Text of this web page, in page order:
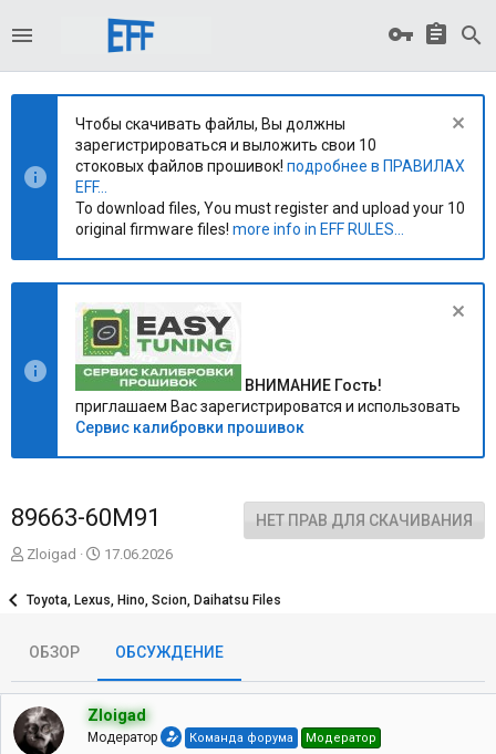
Чтобы скачивать файлы, Вы должны
зарегистрироваться и выложить свои 10
стоковых файлов прошивок! подробнее в ПРАВИЛАХ
EFF...
To download files, You must register and upload your 10
original firmware files! more info in EFF RULES...
ВНИМАНИЕ Гость!
приглашаем Вас зарегистрироватся и использовать
Сервис калибровки прошивок
89663-60M91 НЕТ ПРАВ ДЛЯ СКАЧИВАНИЯ
А
т
т
м
ы
Zloigad
Д
а
л
а
17.06.2026
Toyota, Lexus, Hino, Scion, Daihatsu Files
ОБЗОР ОБСУЖДЕНИЕ
Zloigad
Модератор Команда форума Модератор